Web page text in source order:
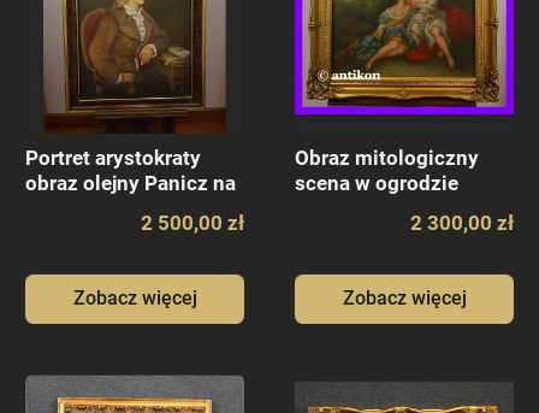
Portret arystokraty
obraz olejny Panicz na
2 500,00 zł
Zobacz więcej
Obraz mitologiczny
scena w ogrodzie
2 300,00 zł
Zobacz więcej